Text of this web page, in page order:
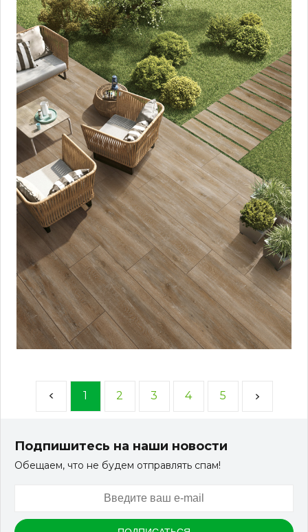
1 2 3 4 5
Подпишитесь на наши новости
Обещаем, что не будем отправлять спам!